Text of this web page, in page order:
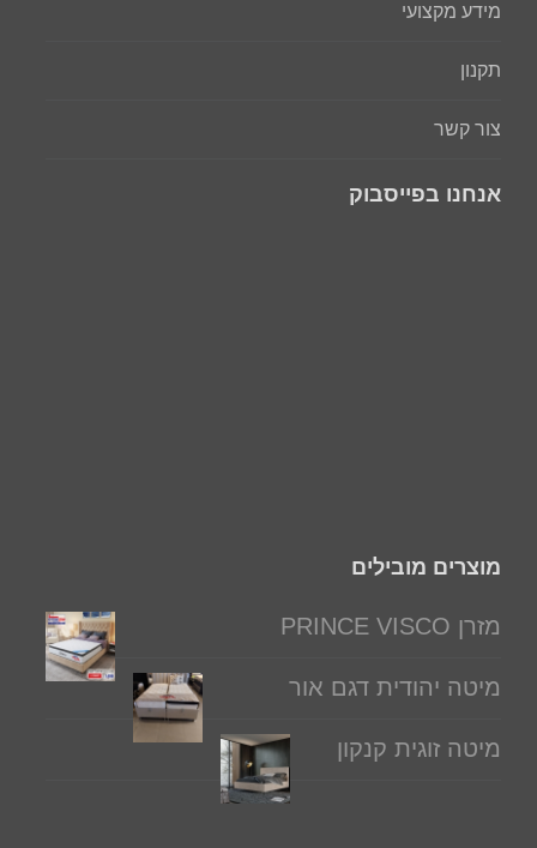
מידע מקצועי
תקנון
צור קשר
אנחנו בפייסבוק
מוצרים מובילים
מזרן PRINCE VISCO
מיטה יהודית דגם אור
מיטה זוגית קנקון